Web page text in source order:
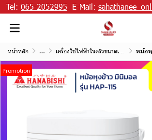
Tel: 065-2052995 E-Mail:
หน้าหลัก ... เครื่องใช้ไฟฟ้าในครัวขนาดเล็ก หม้อหุงข้าว มิ
Promotion